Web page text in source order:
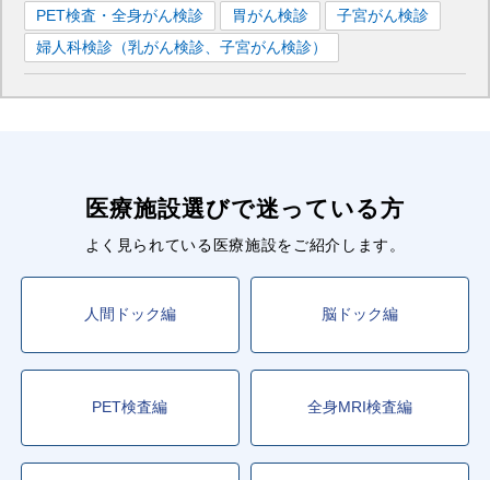
PET検査・全身がん検診
胃がん検診
子宮がん検診
婦人科検診（乳がん検診、子宮がん検診）
医療施設選びで迷っている方
よく見られている医療施設をご紹介します。
人間ドック編 脳ドック編
PET検査編 全身MRI検査編